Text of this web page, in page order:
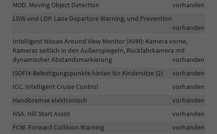
MOD. Moving Object Detection
vorhanden
LDW und LDP. Lane Departure Warning. und Prevention
vorhanden
Intelligent Nissan Around View Monitor (AVM): Kamera vorne,
Kameras seitlich in den Außenspiegeln, Rückfahrkamera mit
dynamischer Abstandsmarkierung
vorhanden
ISOFIX-Befestigungspunkte hinten für Kindersitze (2)
vorhanden
ICC. Intelligent Cruise Control
vorhanden
Handbremse elektronisch
vorhanden
HSA. Hill Start Assist
vorhanden
FCW. Forward Collision Warning
vorhanden